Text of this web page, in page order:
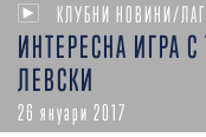
КЛУБНИ НОВИНИ/
ИНТЕРЕСНА ИГРА
ЛЕВСКИ
26 януари 2017